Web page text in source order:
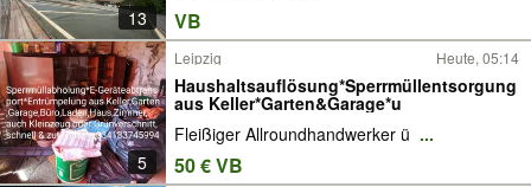
13 VB
5
Leipzig Heute, 05:14
Haushaltsauflösung*Sperrmüllentsorgung
aus Keller*Garten&Garage*u
Fleißiger Allroundhandwerker ü ...
50 € VB